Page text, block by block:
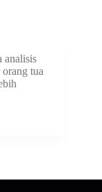
analisis
tua